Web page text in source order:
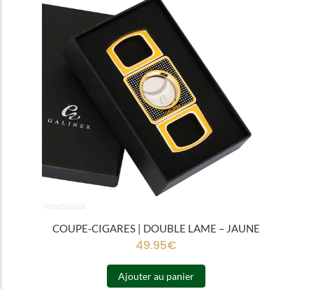
COUPE-CIGARES | DOUBLE LAME – JAUNE
49.95€
Ajouter au panier